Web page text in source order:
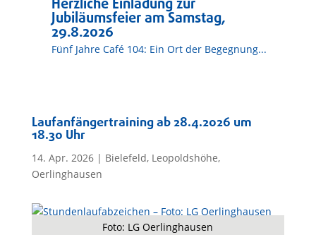
Herzliche Einladung zur
Jubiläumsfeier am Samstag,
29.8.2026
Fünf Jahre Café 104: Ein Ort der Begegnung...
Laufanfängertraining ab 28.4.2026 um
18.30 Uhr
14. Apr. 2026| Bielefeld, Leopoldshöhe,
Oerlinghausen
Foto: LG Oerlinghausen